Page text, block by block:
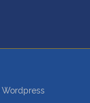
Wordpress